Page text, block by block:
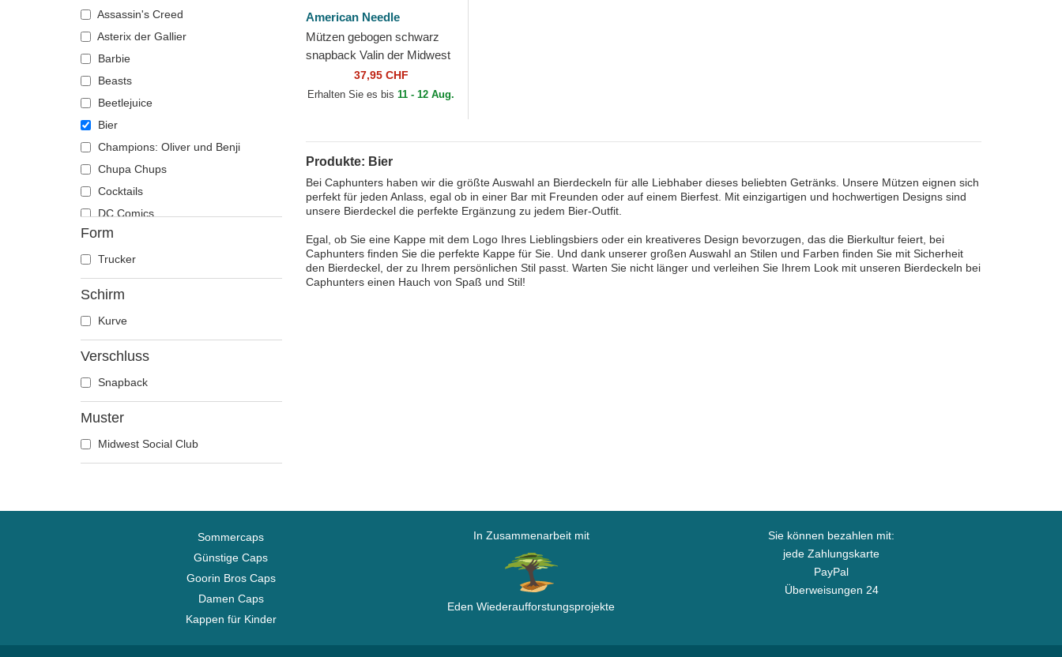
Assassin's Creed
Asterix der Gallier
Barbie
Beasts
Beetlejuice
Bier
Champions: Oliver und Benji
Chupa Chups
Cocktails
DC Comics
Der Herr der Ringe
Die Schlümpfe
Disney
Dragon Ball
Erdnüsse
Hai
Harry Potter
Form
Trucker
Schirm
Kurve
Verschluss
Snapback
Muster
Midwest Social Club
American Needle
Mützen gebogen schwarz
snapback Valin der Midwest
Social Club von American
Needle
37,95 CHF
Erhalten Sie es bis11 - 12 Aug.
Produkte: Bier
Bei Caphunters haben wir die größte Auswahl an Bierdeckeln für alle Liebhaber dieses beliebten Getränks. Unsere Mützen eignen sich
perfekt für jeden Anlass, egal ob in einer Bar mit Freunden oder auf einem Bierfest. Mit einzigartigen und hochwertigen Designs sind
unsere Bierdeckel die perfekte Ergänzung zu jedem Bier-Outfit.
Egal, ob Sie eine Kappe mit dem Logo Ihres Lieblingsbiers oder ein kreativeres Design bevorzugen, das die Bierkultur feiert, bei
Caphunters finden Sie die perfekte Kappe für Sie. Und dank unserer großen Auswahl an Stilen und Farben finden Sie mit Sicherheit
den Bierdeckel, der zu Ihrem persönlichen Stil passt. Warten Sie nicht länger und verleihen Sie Ihrem Look mit unseren Bierdeckeln bei
Caphunters einen Hauch von Spaß und Stil!
Sommercaps
Günstige Caps
Goorin Bros Caps
Damen Caps
Kappen für Kinder
In Zusammenarbeit mit
Eden Wiederaufforstungsprojekte
Sie können bezahlen mit:
jede Zahlungskarte
PayPal
Überweisungen 24